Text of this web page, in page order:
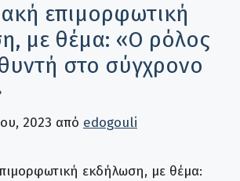
επιμορφωτική
με θέμα: «Ο ρόλος
στο σύγχρονο
2023 από edogouli
εκδήλωση, με θέμα: